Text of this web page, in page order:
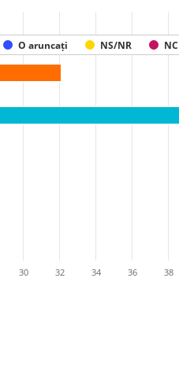
O aruncați NS/NR
30 32 34 36 38